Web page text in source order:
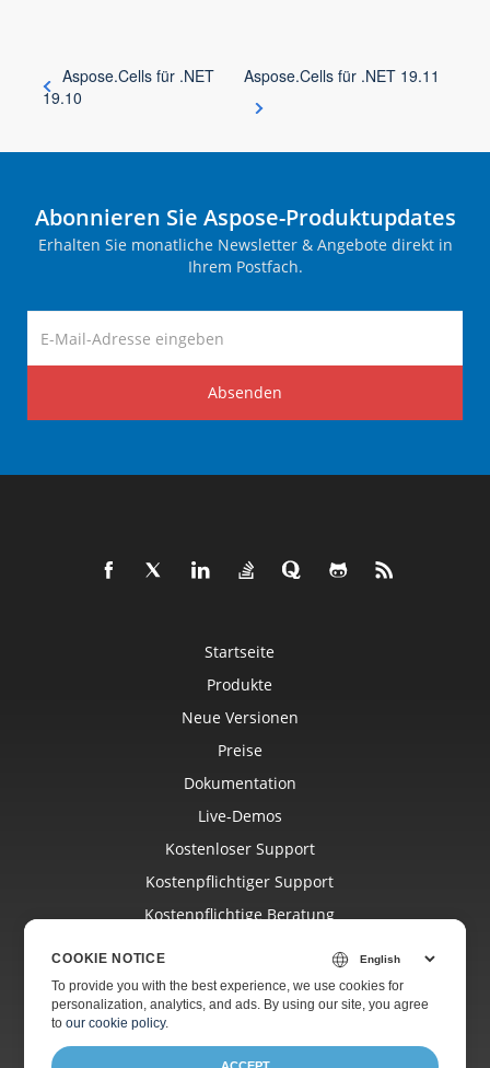
Aspose.Cells für .NET
19.10
Aspose.Cells für .NET 19.11
Abonnieren Sie Aspose-Produktupdates
Erhalten Sie monatliche Newsletter & Angebote direkt in
Ihrem Postfach.
Absenden
Startseite
Produkte
Neue Versionen
Preise
Dokumentation
Live-Demos
Kostenloser Support
Kostenpflichtiger Support
Kostenpflichtige Beratung
Websites
Über Uns
COOKIE NOTICE
To provide you with the best experience, we use cookies for
personalization, analytics, and ads. By using our site, you agree
toour cookie policy.